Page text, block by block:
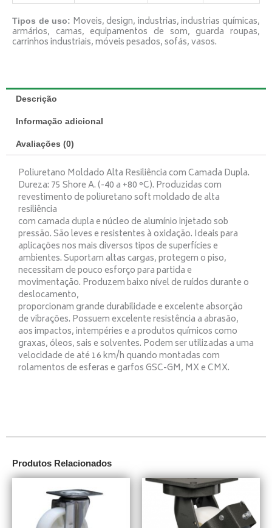
Tipos de uso: Moveis, design, industrias, industrias químicas,
armários, camas, equipamentos de som, guarda roupas,
carrinhos industriais, móveis pesados, sofás, vasos.
Descrição
Informação adicional
Avaliações (0)
Poliuretano Moldado Alta Resiliência com Camada Dupla.
Dureza: 75 Shore A. (-40 a +80 °C). Produzidas com
revestimento de poliuretano soft moldado de alta
resiliência
com camada dupla e núcleo de alumínio injetado sob
pressão. São leves e resistentes à oxidação. Ideais para
aplicações nos mais diversos tipos de superfícies e
ambientes. Suportam altas cargas, protegem o piso,
necessitam de pouco esforço para partida e
movimentação. Produzem baixo nível de ruídos durante o
deslocamento,
proporcionam grande durabilidade e excelente absorção
de vibrações. Possuem excelente resistência a abrasão,
aos impactos, intempéries e a produtos químicos como
graxas, óleos, sais e solventes. Podem ser utilizadas a uma
velocidade de até 16 km/h quando montadas com
rolamentos de esferas e garfos GSC-GM, MX e CMX.
Produtos Relacionados